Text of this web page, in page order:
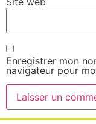
Enregistrer mon
navigateur pour